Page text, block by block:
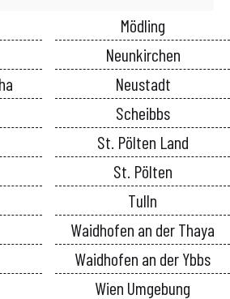
Mödling
Neunkirchen
Neustadt
Scheibbs
St. Pölten Land
St. Pölten
Tulln
Waidhofen an der Thaya
Waidhofen an der Ybbs
Wien Umgebung